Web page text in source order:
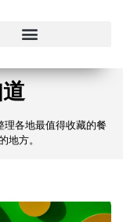
各地最值得收藏的餐
地方。